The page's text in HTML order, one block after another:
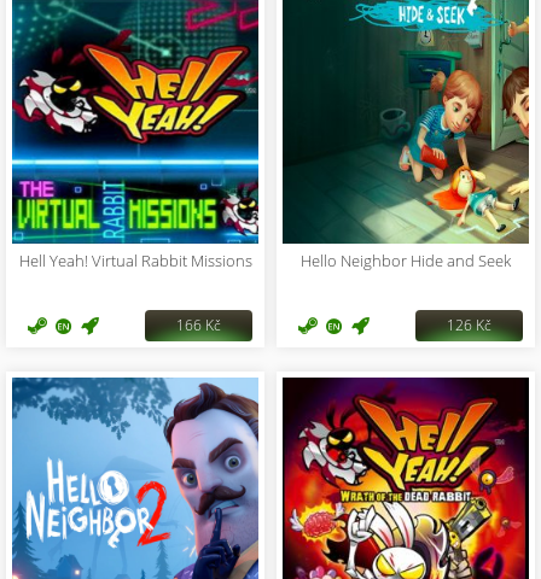
Hell Yeah! Virtual Rabbit Missions
166 Kč
Hello Neighbor Hide and Seek
126 Kč